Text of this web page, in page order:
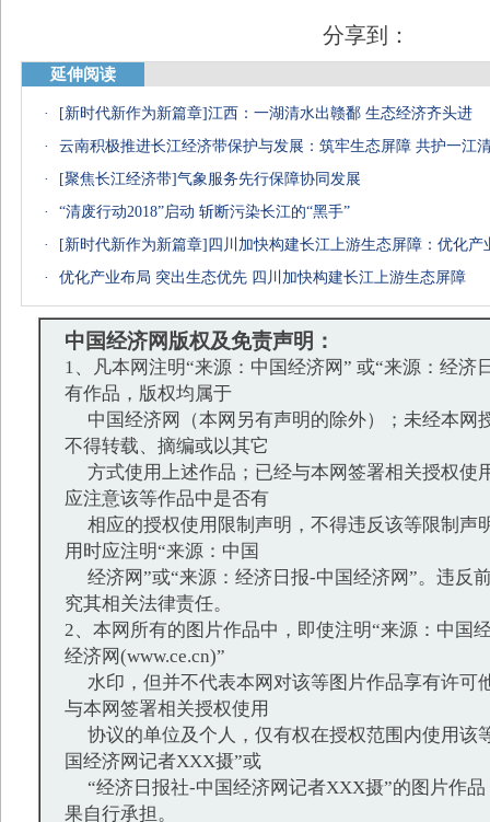
分享到：
延伸阅读
·
[新时代新作为新篇章]江西：一湖清水出赣鄱 生态经济齐头进
·
云南积极推进长江经济带保护与发展：筑牢生态屏障 共护一江
·
[聚焦长江经济带]气象服务先行保障协同发展
·
“清废行动2018”启动 斩断污染长江的“黑手”
·
·
优化产业布局 突出生态优先 四川加快构建长江上游生态屏障
中国经济网版权及免责声明：
1、凡本网注明“来源：中国经济网” 或“来源：经济
有作品，版权均属于
中国经济网（本网另有声明的除外）；未经本网
不得转载、摘编或以其它
方式使用上述作品；已经与本网签署相关授权使
应注意该等作品中是否有
相应的授权使用限制声明，不得违反该等限制声
用时应注明“来源：中国
经济网”或“来源：经济日报-中国经济网”。违反
究其相关法律责任。
2、本网所有的图片作品中，即使注明“来源：中国
经济网(www.ce.cn)”
水印，但并不代表本网对该等图片作品享有许可
与本网签署相关授权使用
协议的单位及个人，仅有权在授权范围内使用该
国经济网记者XXX摄”或
“经济日报社-中国经济网记者XXX摄”的图片作品
果自行承担。